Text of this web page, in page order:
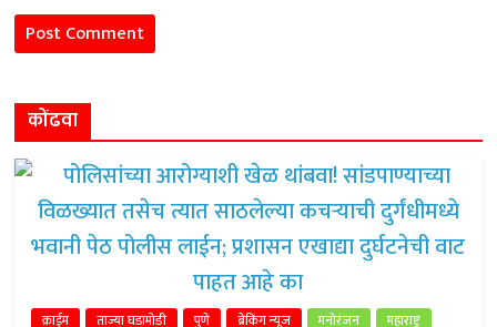
कोंढवा
क्राईम ताज्या घडामोडी पुणे ब्रेकिंग न्यूज मनोरंजन महाराष्ट्र